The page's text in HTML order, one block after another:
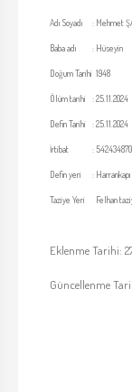
Adı Soyadı : Mehmet
Baba adı : Hüseyin
Doğum Tarihi 1948
Ölüm tarihi :25.11.2024
Defin Tarihi :25.11.2024
İrtibat :
Defin yeri :
Taziye Yeri
Eklenme Tarihi:
Güncellenme